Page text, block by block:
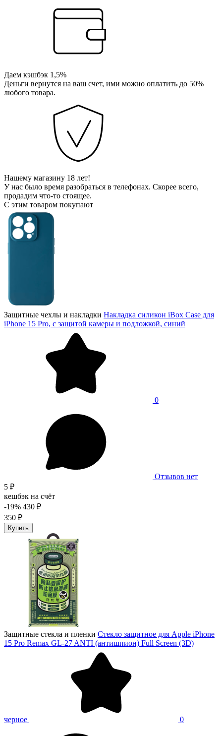
Даем кэшбэк 1,5%
Деньги вернутся на ваш счет, ими можно оплатить до 50%
любого товара.
Нашему магазину 18 лет!
У нас было время разобраться в телефонах. Скорее всего,
продадим что-то стоящее.
С этим товаром покупают
Защитные чехлы и накладки Накладка силикон iBox Case для
iPhone 15 Pro, с защитой камеры и подложкой, синий
0
Отзывов нет
5 ₽
кешбэк на счёт
-19% 430 ₽
350 ₽
Купить
Защитные стекла и пленки Стекло защитное для Apple iPhone
15 Pro Remax GL-27 ANTI (антишпион) Full Screen (3D)
черное 0